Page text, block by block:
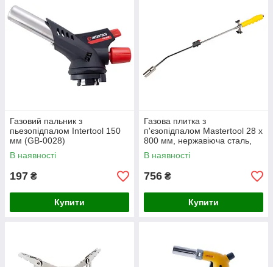
Газовий пальник з
пьезопідпалом Intertool 150
мм (GB-0028)
В наявності
197 ₴
Купити
Газова плитка з
п'єзопідпалом Mastertool 28 x
800 мм, нержавіюча сталь,
для пропан/бутану, Китай
В наявності
756 ₴
Купити